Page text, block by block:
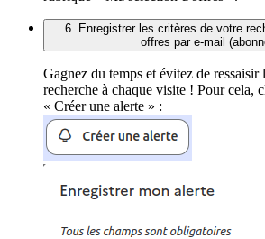
6. Enregistrer les critères de votre
offres par e-mail
Gagnez du temps et évitez de ressaisir
recherche à chaque visite ! Pour cela,
« Créer une alerte » :